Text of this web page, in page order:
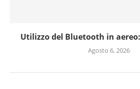
Utilizzo del Bluetooth in aereo:
Agosto 6, 2026